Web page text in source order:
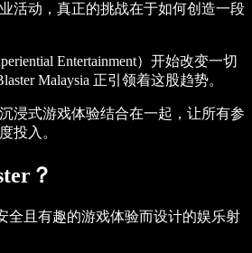
活动，真正的挑战在于如何创造一段
Entertainment）开始改变一切
Malaysia 正引领着这股趋势。
浸式游戏体验结合在一起，让所有参
投入。
？
全且有趣的游戏体验而设计的娱乐射